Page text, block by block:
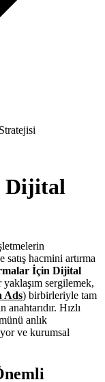
Dijital
hacmini artırma
İçin Dijital
sergilemek,
Ads) birbirleriyle tam
anahtarıdır. Hızlı
anlık
ve kurumsal